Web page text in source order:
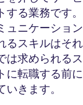
する業務です
ュニケーショ
るスキルはそ
は求められる
に転職する前
いきます。